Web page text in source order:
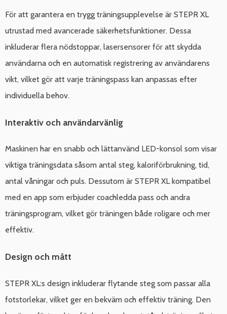
För att garantera en trygg träningsupplevelse är STEPR XL
utrustad med avancerade säkerhetsfunktioner. Dessa
inkluderar flera nödstoppar, lasersensorer för att skydda
användarna och en automatisk registrering av användarens
vikt, vilket gör att varje träningspass kan anpassas efter
individuella behov.
Interaktiv och användarvänlig
Maskinen har en snabb och lättanvänd LED-konsol som visar
viktiga träningsdata såsom antal steg, kaloriförbrukning, tid,
antal våningar och puls. Dessutom är STEPR XL kompatibel
med en app som erbjuder coachledda pass och andra
träningsprogram, vilket gör träningen både roligare och mer
effektiv.
Design och mått
STEPR XL:s design inkluderar flytande steg som passar alla
fotstorlekar, vilket ger en bekväm och effektiv träning. Den